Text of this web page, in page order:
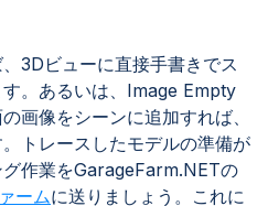
3Dビューに直接手書きでス
。あるいは、Image Empty
画像をシーンに追加すれば、
トレースしたモデルの準備が
作業をGarageFarm.NETの
ームに送りましょう。これに